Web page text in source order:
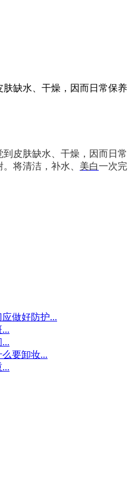
缺水、干燥，因而日常保养
皮肤缺水、干燥，因而日常
将清洁，补水、 美白一次完
做好防护...
要卸妆...